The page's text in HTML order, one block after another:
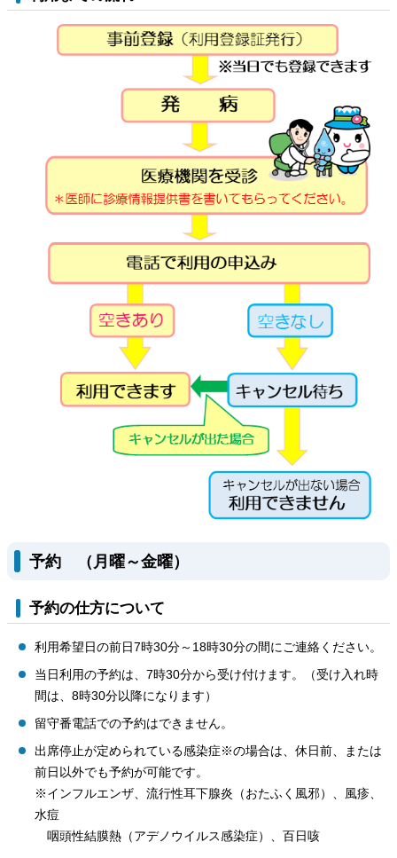
予約 （月曜～金曜）
予約の仕方について
利用希望日の前日7時30分～18時30分の間にご連絡ください。
当日利用の予約は、7時30分から受け付けます。（受け入れ時
間は、8時30分以降になります）
留守番電話での予約はできません。
出席停止が定められている感染症※の場合は、休日前、または
前日以外でも予約が可能です。
※インフルエンザ、流行性耳下腺炎（おたふく風邪）、風疹、
水痘
咽頭性結膜熱（アデノウイルス感染症）、百日咳